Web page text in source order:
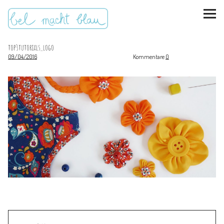
instagram
pinterestbloglovin
Malen + basteln
Feste feiern
Kinderzimmer
top3tutorials_logo
09/04/2016 Kommentare 0